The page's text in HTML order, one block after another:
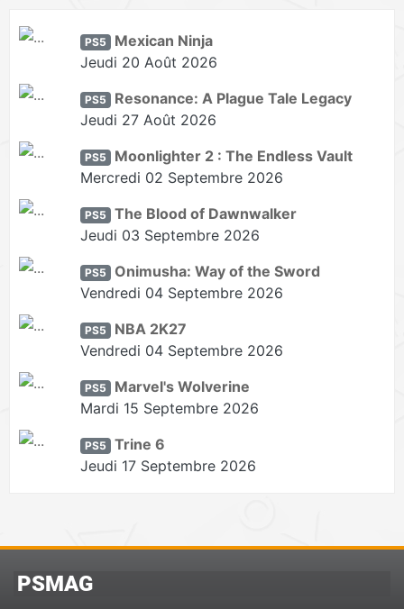
PS5 Mexican Ninja
Jeudi 20 Août 2026
PS5 Resonance: A Plague Tale Legacy
Jeudi 27 Août 2026
PS5 Moonlighter 2 : The Endless Vault
Mercredi 02 Septembre 2026
PS5 The Blood of Dawnwalker
Jeudi 03 Septembre 2026
PS5 Onimusha: Way of the Sword
Vendredi 04 Septembre 2026
PS5 NBA 2K27
Vendredi 04 Septembre 2026
PS5 Marvel's Wolverine
Mardi 15 Septembre 2026
PS5 Trine 6
Jeudi 17 Septembre 2026
PSMAG